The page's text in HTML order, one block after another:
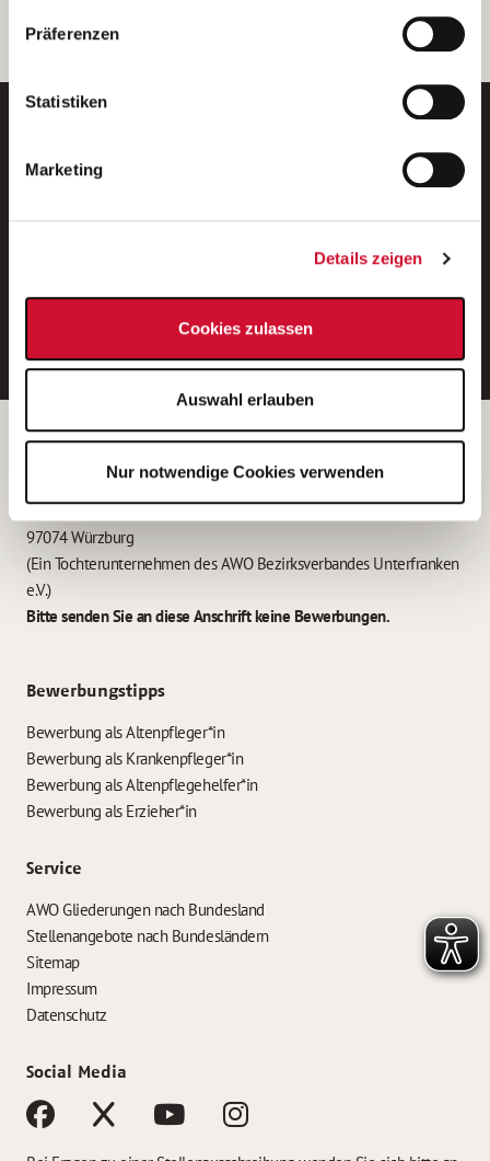
Ihre Einwilligung selbstverständlich jederzeit widerrufen,
indem Sie die Cookie-Einstellungen aufrufen und diese
unserer
Präferenzen
Statistiken
Marketing
Details zeigen
Cookies zulassen
Auswahl erlauben
Nur notwendige Cookies verwenden
E-Mail-Adresse eintragen
Betreiber der Webseite
Garitz Bewirtschaftungsbetriebe GmbH
Kantstraße 45a
97074 Würzburg
(Ein Tochterunternehmen des AWO Bezirksverbandes Unterfranken
e.V.)
Bitte senden Sie an diese Anschrift keine Bewerbungen.
Bewerbungstipps
Bewerbung als Altenpfleger*in
Bewerbung als Krankenpfleger*in
Bewerbung als Altenpflegehelfer*in
Bewerbung als Erzieher*in
Service
AWO Gliederungen nach Bundesland
Stellenangebote nach Bundesländern
Sitemap
Impressum
Datenschutz
Social Media